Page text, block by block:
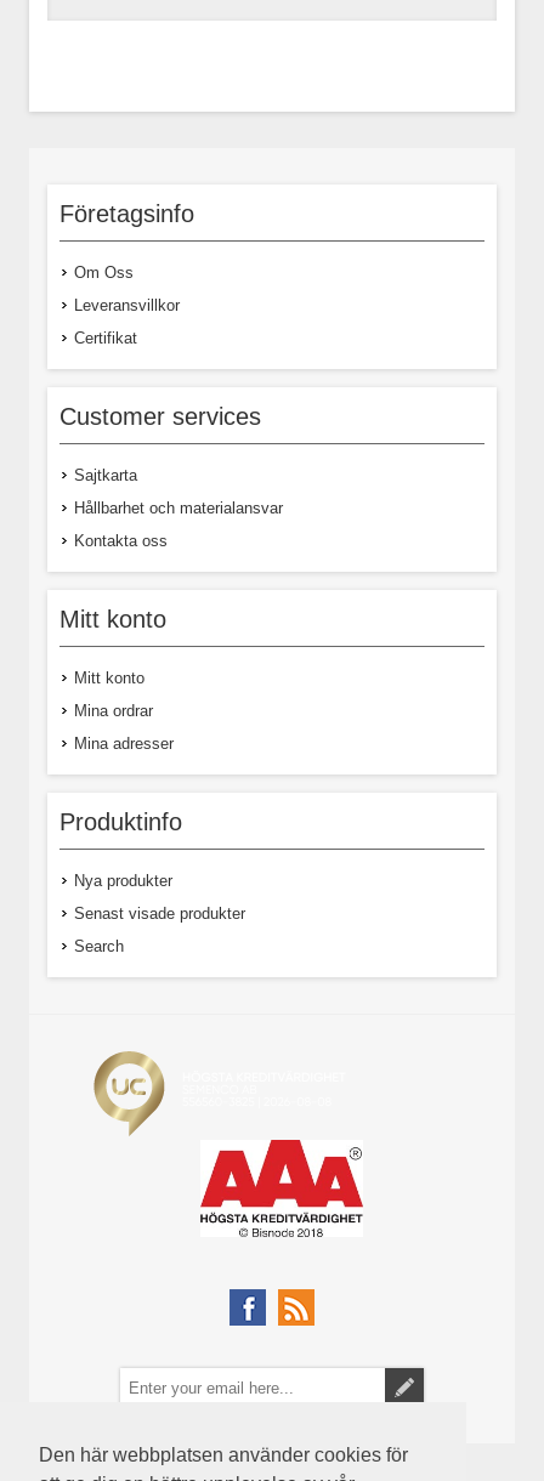
Den här webbplatsen använder cookies för
Företagsinfo
Om Oss
Leveransvillkor
Certifikat
Customer services
Sajtkarta
Hållbarhet och materialansvar
Kontakta oss
Mitt konto
Mitt konto
Mina ordrar
Mina adresser
Produktinfo
Nya produkter
Senast visade produkter
Search